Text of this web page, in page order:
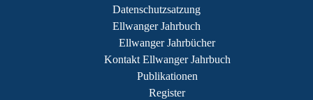
Datenschutzsatzung
Ellwanger Jahrbuch
Ellwanger Jahrbücher
Kontakt Ellwanger Jahrbuch
Publikationen
Register